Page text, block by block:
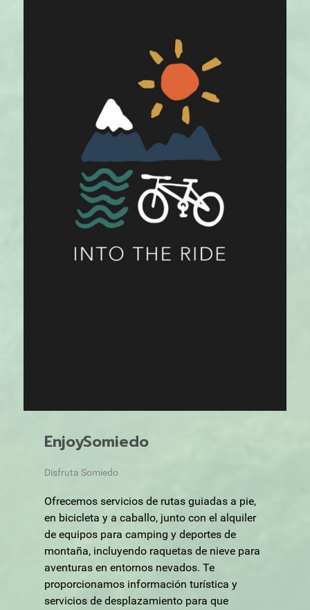
EnjoySomiedo
Disfruta Somiedo
Ofrecemos servicios de rutas guiadas a pie,
en bicicleta y a caballo, junto con el alquiler
de equipos para camping y deportes de
montaña, incluyendo raquetas de nieve para
aventuras en entornos nevados. Te
proporcionamos información turística y
servicios de desplazamiento para que